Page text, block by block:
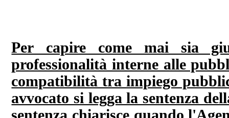
Per capire come mai sia
professionalità interne alle
compatibilità tra impiego
avvocato si legga la sentenza